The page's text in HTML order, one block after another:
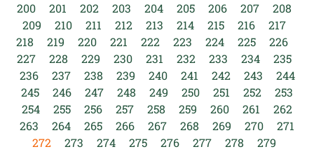
200
201 202 203 204 205 206 207
208
209
210 211 212 213 214 215 216
217
218
219 220 221 222 223 224 225
226
227
228 229 230 231 232 233 234
235
236
237 238 239 240 241 242 243
244
245
246 247 248 249 250 251 252
253
254
255 256 257 258 259 260 261
262
263
264 265 266 267 268 269 270
271
272
273 274 275 276 277 278
279